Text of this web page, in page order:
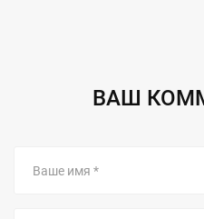
ВАШ
имя